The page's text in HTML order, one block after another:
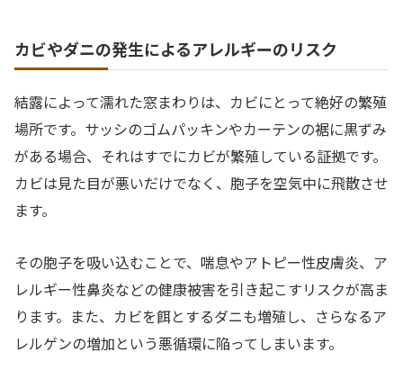
カビやダニの発生によるアレルギーのリスク
結露によって濡れた窓まわりは、カビにとって絶好の繁殖
場所です。サッシのゴムパッキンやカーテンの裾に黒ずみ
がある場合、それはすでにカビが繁殖している証拠です。
カビは見た目が悪いだけでなく、胞子を空気中に飛散させ
ます。
その胞子を吸い込むことで、喘息やアトピー性皮膚炎、ア
レルギー性鼻炎などの健康被害を引き起こすリスクが高ま
ります。また、カビを餌とするダニも増殖し、さらなるア
レルゲンの増加という悪循環に陥ってしまいます。